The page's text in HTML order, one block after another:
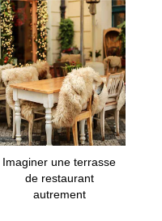
Imaginer une terrasse
de restaurant
autrement